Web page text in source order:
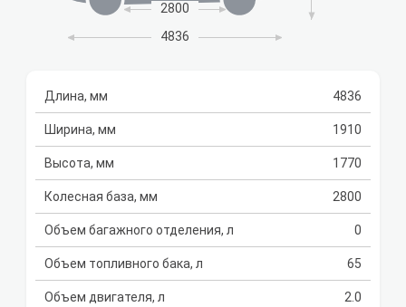
2800
4836
Длина, мм 4836
Ширина, мм 1910
Высота, мм 1770
Колесная база, мм 2800
Объем багажного отделения, л 0
Объем топливного бака, л 65
Объем двигателя, л 2.0